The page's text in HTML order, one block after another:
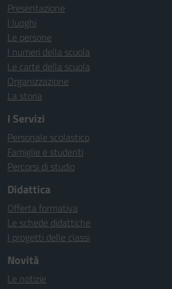
Presentazione
I luoghi
Le persone
I numeri della scuola
Le carte della scuola
Organizzazione
La storia
I Servizi
Personale scolastico
Famiglie e studenti
Percorsi di studio
Didattica
Offerta formativa
Le schede didattiche
I progetti delle classi
Novità
Le notizie